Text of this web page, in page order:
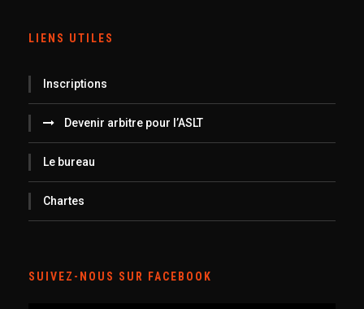
LIENS UTILES
Inscriptions
Devenir arbitre pour l’ASLT
Le bureau
Chartes
SUIVEZ-NOUS SUR FACEBOOK